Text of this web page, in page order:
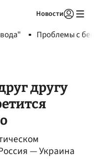
Новости
Проблемы с
другу
— Украина